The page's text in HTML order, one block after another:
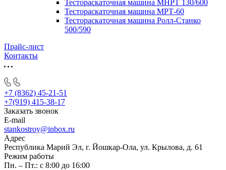
Тестораскаточная машина МНРТ 130/600
Тестораскаточная машина МРТ-60
Тестораскаточная машина Ролл-Станко
500/590
Прайс-лист
Контакты
+7 (8362) 45-21-51
+7(919) 415-38-17
Заказать звонок
E-mail
stankostroy@inbox.ru
Адрес
Республика Марий Эл, г. Йошкар-Ола, ул. Крылова, д. 61
Режим работы
Пн. – Пт.: с 8:00 до 16:00